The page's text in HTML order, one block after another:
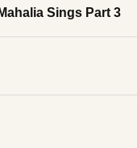
Sings Part 3